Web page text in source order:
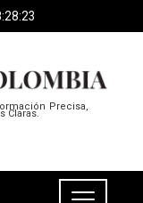
Precisa,
Claras.